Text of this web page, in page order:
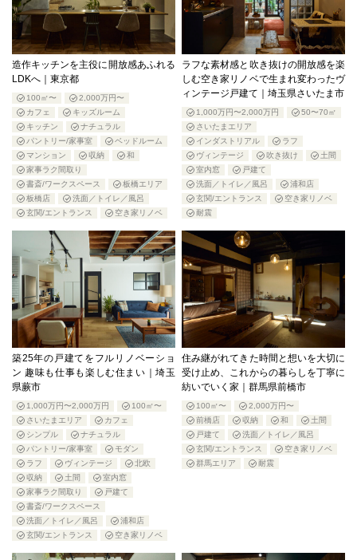
造作キッチンを主役に開放感あふれる
LDKへ｜東京都
100㎡〜
2,000万円〜
カフェ
キッズルーム
キッチン
ナチュラル
パントリー/家事室
ベッドルーム
マンション
収納
和
家事ラク間取り
書斎/ワークスペース
板橋エリア
板橋店
洗面／トイレ／風呂
玄関/エントランス
空き家リノベ
ラフな素材感と吹き抜けの開放感を楽
しむ空き家リノベで生まれ変わったヴ
ィンテージ戸建て｜埼玉県さいたま市
1,000万円〜2,000万円
50〜70㎡
さいたまエリア
インダストリアル
ラフ
ヴィンテージ
吹き抜け
土間
室内窓
戸建て
洗面／トイレ／風呂
浦和店
玄関/エントランス
空き家リノベ
耐震
築25年の戸建てをフルリノベーショ
ン 趣味も仕事も楽しむ住まい｜埼玉
県蕨市
1,000万円〜2,000万円
100㎡〜
さいたまエリア
カフェ
シンプル
ナチュラル
パントリー/家事室
モダン
ラフ
ヴィンテージ
北欧
収納
土間
室内窓
家事ラク間取り
戸建て
書斎/ワークスペース
洗面／トイレ／風呂
浦和店
玄関/エントランス
空き家リノベ
住み継がれてきた時間と想いを大切に
受け止め、これからの暮らしを丁寧に
紡いでいく家｜群馬県前橋市
100㎡〜
2,000万円〜
前橋店
収納 和
土間
戸建て
洗面／トイレ／風呂
玄関/エントランス
空き家リノベ
群馬エリア
耐震